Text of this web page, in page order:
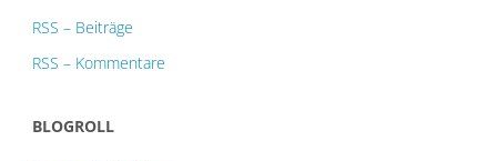
RSS – Beiträge
RSS – Kommentare
BLOGROLL